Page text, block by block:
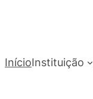
InícioInstituição